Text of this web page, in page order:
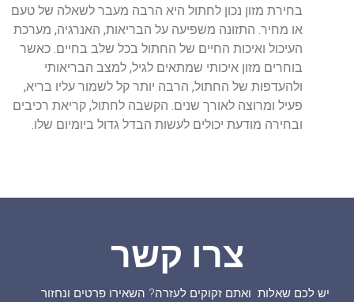
בחירת מזון נכון לחתול היא הרבה מעבר לשאלה של טעם
או מחיר. התזונה משפיעה על הבריאות, האנרגיה, מערכת
העיכול ואיכות החיים של החתול בכל שלב בחיים. כאשר
בוחרים מזון איכותי שמתאים לגיל, למצב הבריאותי
ולהעדפות של החתול, הרבה יותר קל לשמור עליו בריא,
פעיל ומרוצה לאורך שנים. הקשבה לחתול, קריאת רכיבים
ובחירה מודעת יכולים לעשות הבדל גדול ביומיום שלו.
צרו קשר
יש לכם שאלות ואתם זקוקים לעזרה? השאירו פרטים ונחזור